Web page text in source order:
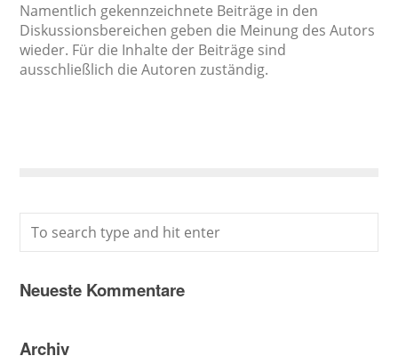
Namentlich gekennzeichnete Beiträge in den
Diskussionsbereichen geben die Meinung des Autors
wieder. Für die Inhalte der Beiträge sind
ausschließlich die Autoren zuständig.
Neueste Kommentare
Archiv